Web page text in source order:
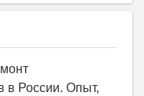
в России. Опыт,